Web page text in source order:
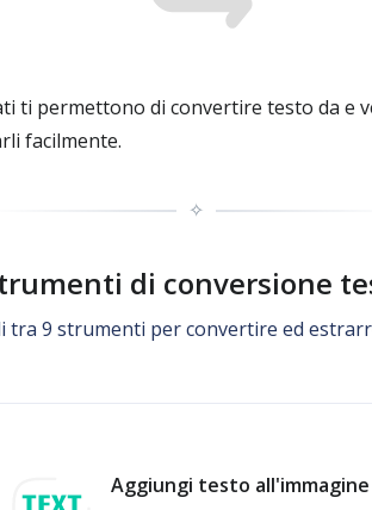
ti permettono di convertire testo da e
facilmente.
✧
di conversione
tra 9 strumenti per convertire ed
Aggiungi testo all'immagine